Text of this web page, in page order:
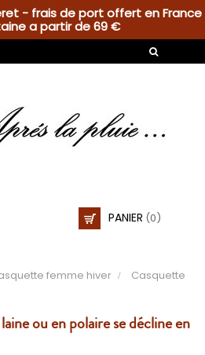
- frais de port offert en France
a partir de 69 €
PANIER (0)
femme hiver
Casquette
ou en polaire se décline en